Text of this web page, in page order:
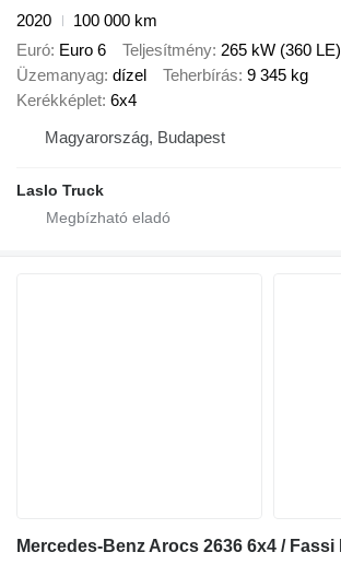
2020
100 000 km
Euró Euro 6 Teljesítmény 265 kW (360 LE)
Üzemanyag dízel Teherbírás 9 345 kg
Kerékképlet 6x4
Magyarország, Budapest
Laslo Truck